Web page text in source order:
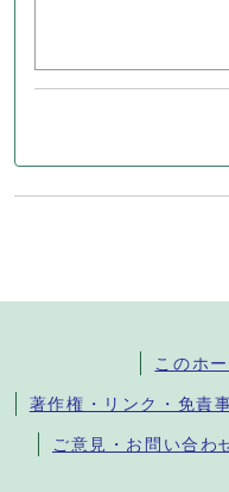
このホ
著作権・リンク・免責
ご意見・お問い合わ